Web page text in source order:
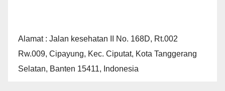
Alamat : Jalan kesehatan II No. 168D, Rt.002
Rw.009, Cipayung, Kec. Ciputat, Kota Tanggerang
Selatan, Banten 15411, Indonesia